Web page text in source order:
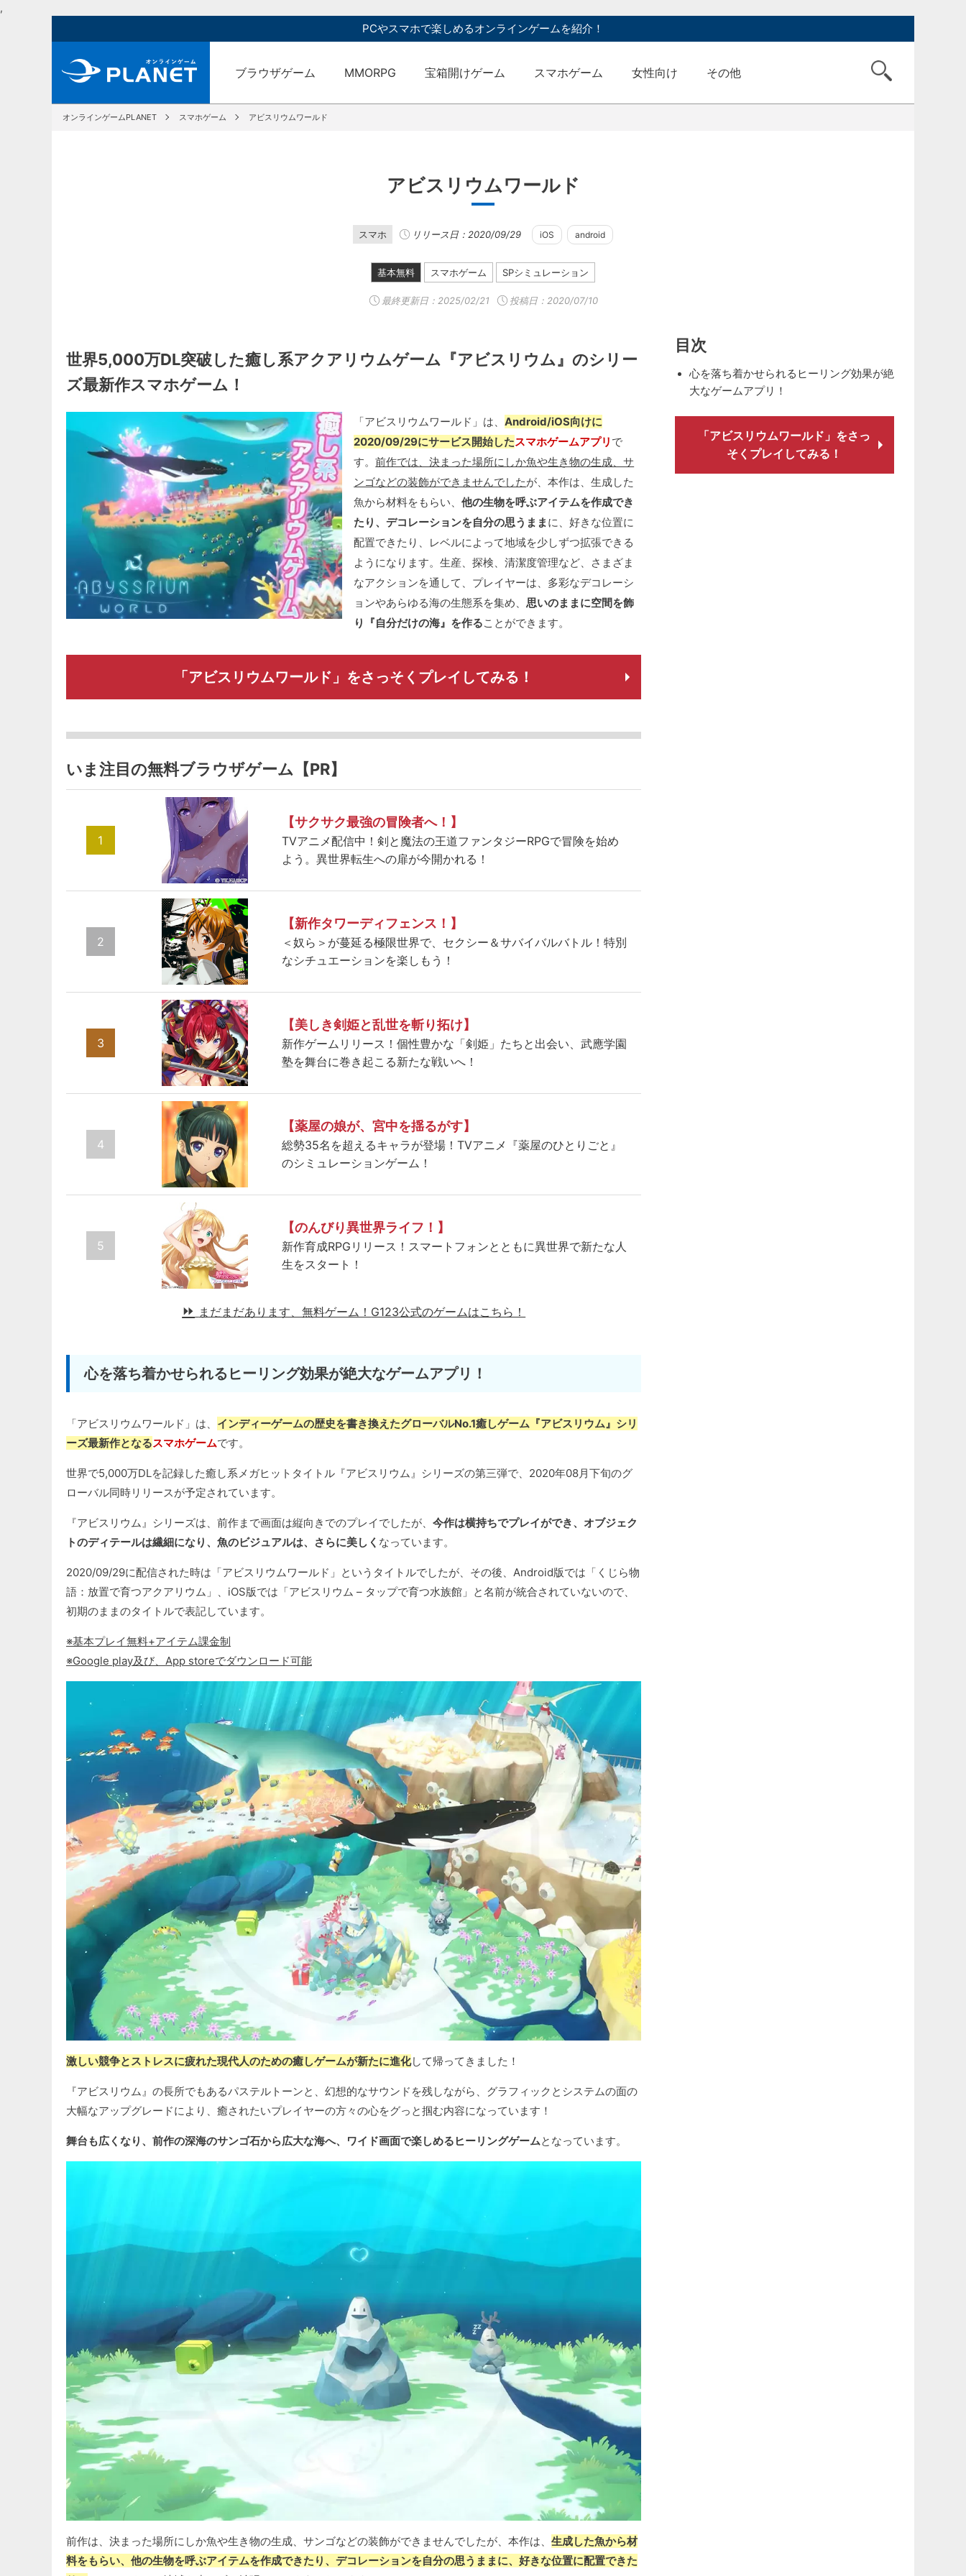
,
PCやスマホで楽しめるオンラインゲームを紹介！
ブラウザゲーム MMORPG 宝箱開けゲーム スマホゲーム 女性向け その他
オンラインゲームPLANET スマホゲーム アビスリウムワールド
アビスリウムワールド
スマホ リリース日：2020/09/29 iOS android
基本無料 スマホゲーム SPシミュレーション
最終更新日： 2025/02/21 投稿日：2020/07/10
世界5,000万DL突破した癒し系アクアリウムゲーム『アビスリウム』のシリー
ズ最新作スマホゲーム！
「アビスリウムワールド」は、Android/iOS向けに
2020/09/29にサービス開始したスマホゲームアプリ で
す。前作では、決まった場所にしか魚や生き物の生成、サ
ンゴなどの装飾ができませんでしたが、本作は、生成した
魚から材料をもらい、他の生物を呼ぶアイテムを作成でき
たり、デコレーションを自分の思うままに、好きな位置に
配置できたり、レベルによって地域を少しずつ拡張できる
ようになります。生産、探検、清潔度管理など、さまざま
なアクションを通して、プレイヤーは、多彩なデコレーシ
ョンやあらゆる海の生態系を集め、思いのままに空間を飾
り『自分だけの海』を作ることができます。
「アビスリウムワールド」をさっそくプレイしてみる！
いま注目の無料ブラウザゲーム【PR】
1
【サクサク最強の冒険者へ！】
TVアニメ配信中！剣と魔法の王道ファンタジーRPGで冒険を始め
よう。異世界転生への扉が今開かれる！
2
【新作タワーディフェンス！】
＜奴ら＞が蔓延る極限世界で、セクシー＆サバイバルバトル！特別
なシチュエーションを楽しもう！
3
【美しき剣姫と乱世を斬り拓け】
新作ゲームリリース！個性豊かな「剣姫」たちと出会い、武應学園
塾を舞台に巻き起こる新たな戦いへ！
4
【薬屋の娘が、宮中を揺るがす】
総勢35名を超えるキャラが登場！TVアニメ『薬屋のひとりごと』
のシミュレーションゲーム！
5
【のんびり異世界ライフ！】
新作育成RPGリリース！スマートフォンとともに異世界で新たな人
生をスタート！
まだまだあります、無料ゲーム！ G123公式のゲームはこちら！
心を落ち着かせられるヒーリング効果が絶大なゲームアプリ！
「アビスリウムワールド」は、 インディーゲームの歴史を書き換えたグローバルNo.1癒しゲーム『アビスリウム』シリ
ーズ最新作となるスマホゲームです。
世界で5,000万DLを記録した癒し系メガヒットタイトル『アビスリウム』シリーズの第三弾で、2020年08月下旬のグ
ローバル同時リリースが予定されています。
『アビスリウム』シリーズは、前作まで画面は縦向きでのプレイでしたが、 今作は横持ちでプレイができ、オブジェク
トのディテールは繊細になり、魚のビジュアルは、さらに美しく なっています。
2020/09/29に配信された時は「アビスリウムワールド」というタイトルでしたが、その後、Android版では「くじら物
語：放置で育つアクアリウム」、iOS版では「アビスリウム – タップで育つ水族館」と名前が統合されていないので、
初期のままのタイトルで表記しています。
※基本プレイ無料+アイテム課金制
※Google play及び、App storeでダウンロード可能
激しい競争とストレスに疲れた現代人のための癒しゲームが新たに進化して帰ってきました！
『アビスリウム』の長所でもあるパステルトーンと、幻想的なサウンドを残しながら、グラフィックとシステムの面の
大幅なアップグレードにより、癒されたいプレイヤーの方々の心をグっと掴む内容になっています！
舞台も広くなり、前作の深海のサンゴ石から広大な海へ、ワイド画面で楽しめるヒーリングゲームとなっています。
前作は、決まった場所にしか魚や生き物の生成、サンゴなどの装飾ができませんでしたが、本作は、 生成した魚から材
料をもらい、他の生物を呼ぶアイテムを作成できたり、デコレーションを自分の思うままに、好きな位置に配置できた
目次
心を落ち着かせられるヒーリング効果が絶
大なゲームアプリ！
「アビスリウムワールド」をさっ
そくプレイしてみる！